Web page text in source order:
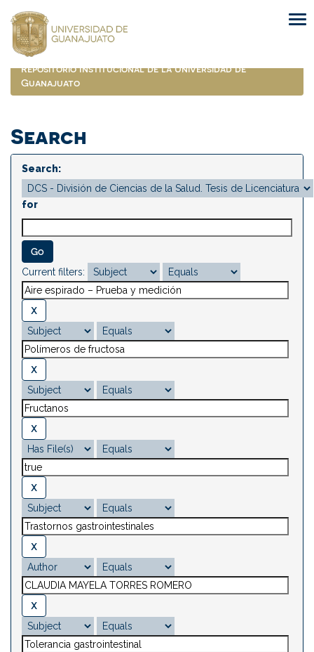
navigation
Repositorio Institucional de la Universidad de
Guanajuato
Search
Search:
for
Current filters: